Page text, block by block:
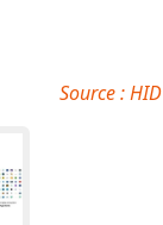
Source : HID